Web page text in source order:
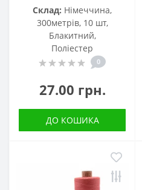
Склад: Німеччина,
300метрів, 10 шт,
Блакитний,
Поліестер
0
27.00 грн.
ДО КОШИКА